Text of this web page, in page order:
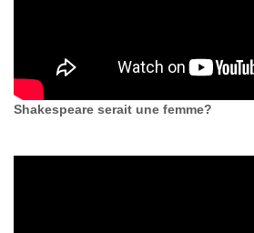
Shakespeare serait une femme?